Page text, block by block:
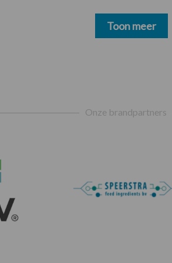
Toon meer
Onze brandpartners